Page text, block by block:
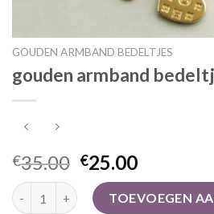
GOUDEN ARMBAND BEDELTJES
gouden armband
€35.00 €25.00
gouden armband bedeltjes aantal
TOEVOEGEN